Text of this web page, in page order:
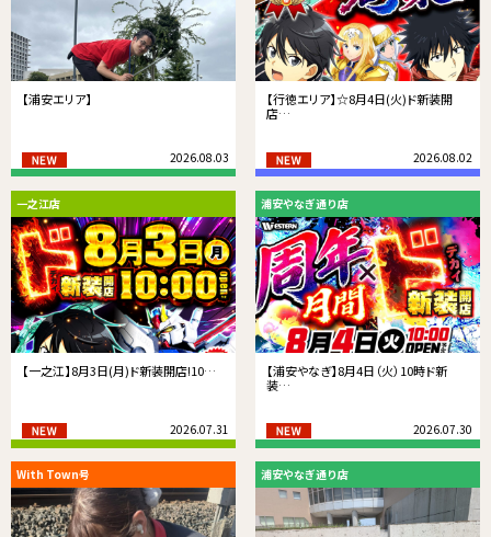
【浦安エリア】
2026.08.03
【行徳エリア】☆8月4日(火)ド新装開
店…
2026.08.02
一之江店
【一之江】8月3日(月)ド新装開店!10…
2026.07.31
浦安やなぎ通り店
【浦安やなぎ】8月4日（火）10時ド新
装…
2026.07.30
With Town号 浦安やなぎ通り店